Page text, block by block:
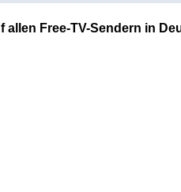
allen Free-TV-Sendern in